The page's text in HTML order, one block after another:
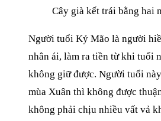
Cây già kết trái bằng hai
Người tuổi Kỷ Mão là người
nhân ái, làm ra tiền từ khi tuổi
không giữ được. Người tuổi
mùa Xuân thì không được
không phải chịu nhiều vất vả